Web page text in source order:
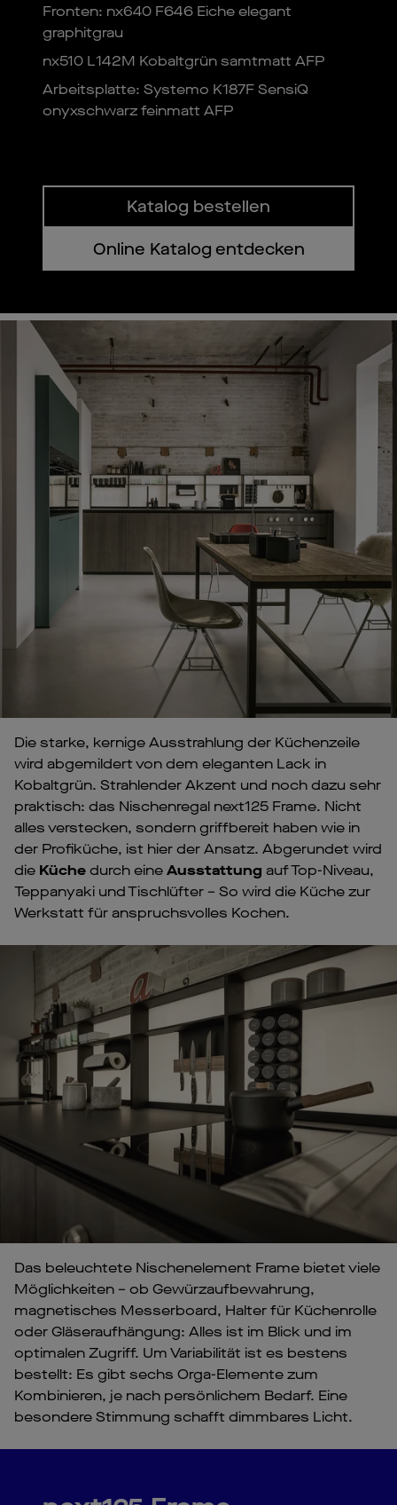
Fronten: nx640 F646 Eiche elegant
graphitgrau
nx510 L142M Kobaltgrün samtmatt AFP
Arbeitsplatte: Systemo K187F SensiQ
onyxschwarz feinmatt AFP
Katalog bestellen
Online Katalog entdecken
Die starke, kernige Ausstrahlung der Küchenzeile
wird abgemildert von dem eleganten Lack in
Kobaltgrün. Strahlender Akzent und noch dazu sehr
praktisch: das Nischenregal next125 Frame. Nicht
alles verstecken, sondern griffbereit haben wie in
der Profiküche, ist hier der Ansatz. Abgerundet wird
die Küchedurch eineAusstattung auf Top-Niveau,
Teppanyaki und Tischlüfter – So wird die Küche zur
Werkstatt für anspruchsvolles Kochen.
Das beleuchtete Nischenelement Frame bietet viele
Möglichkeiten – ob Gewürzaufbewahrung,
magnetisches Messerboard, Halter für Küchenrolle
oder Gläseraufhängung: Alles ist im Blick und im
optimalen Zugriff. Um Variabilität ist es bestens
bestellt: Es gibt sechs Orga-Elemente zum
Kombinieren, je nach persönlichem Bedarf. Eine
besondere Stimmung schafft dimmbares Licht.